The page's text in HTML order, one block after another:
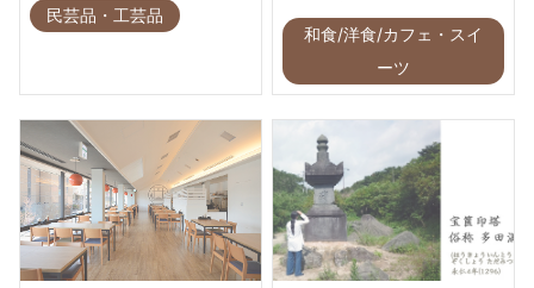
民芸品・工芸品
和食/洋食/カフェ・スイ
ーツ